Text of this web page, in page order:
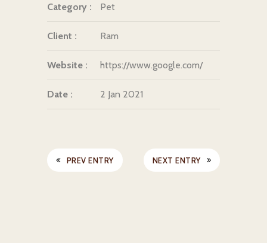
Category : Pet
Client : Ram
Website : https://www.google.com/
Date : 2 Jan 2021
PREV ENTRY NEXT ENTRY